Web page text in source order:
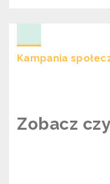
Kampania
Zobacz